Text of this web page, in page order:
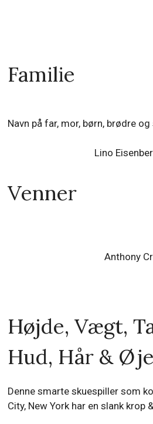
Familie
Navn på far, mor, børn, brødre
Lino
Venner
Anthony
Højde, Vægt,
Hud, Hår &
Denne smarte skuespiller som
City, New York har en slank krop